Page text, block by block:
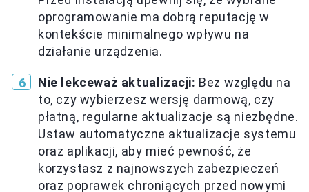
oprogramowanie ma dobrą reputację w
kontekście minimalnego wpływu na
działanie urządzenia.
Nie lekceważ aktualizacji: Bez względu na
to, czy wybierzesz wersję darmową, czy
płatną, regularne aktualizacje są niezbędne.
Ustaw automatyczne aktualizacje systemu
oraz aplikacji, aby mieć pewność, że
korzystasz z najnowszych zabezpieczeń
oraz poprawek chroniących przed nowymi